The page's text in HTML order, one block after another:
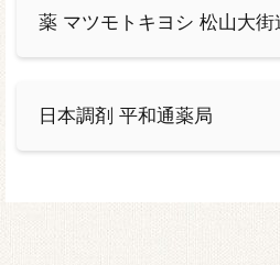
薬 マツモトキヨシ 松山大街
日本調剤 平和通薬局